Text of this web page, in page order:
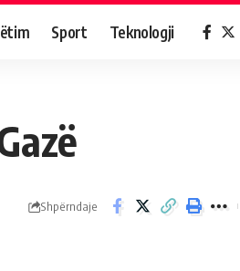
Sport Teknologji
Shpërndaje